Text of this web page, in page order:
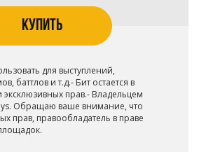
КУПИТЬ
для выступлений,
баттлов и т.д.- Бит остается в
прав.- Владельцем
Обращаю ваше внимание, что
прав, правообладатель в праве